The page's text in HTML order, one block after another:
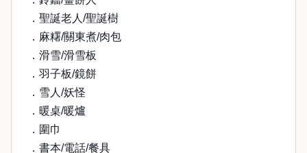
．聖誕老人/聖誕樹
．麻糬/關東煮/肉包
．滑雪/滑雪板
．羽子板/鏡餅
．雪人/妖怪
．暖桌/暖爐
．圍巾
．書本/電話/餐具